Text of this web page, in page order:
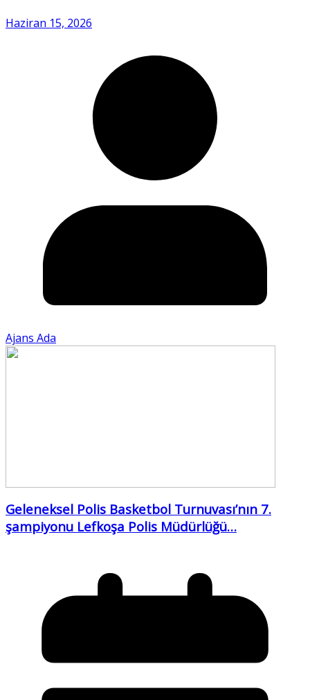
Haziran 15, 2026
Ajans Ada
Geleneksel Polis Basketbol Turnuvası’nın 7.
şampiyonu Lefkoşa Polis Müdürlüğü…